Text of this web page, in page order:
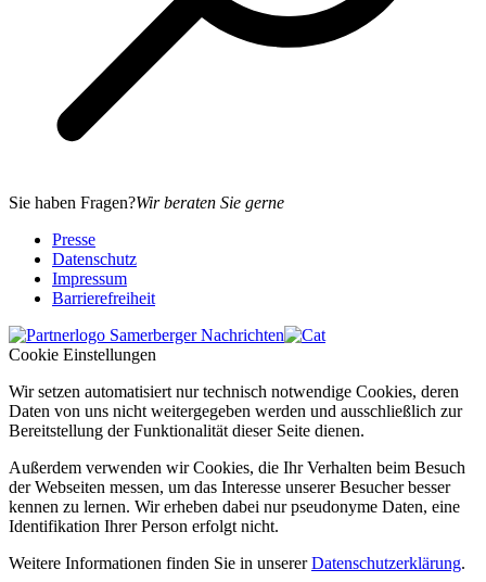
Sie haben Fragen?Wir beraten Sie gerne
Presse
Datenschutz
Impressum
Barrierefreiheit
Cookie Einstellungen
Wir setzen automatisiert nur technisch notwendige Cookies, deren
Daten von uns nicht weitergegeben werden und ausschließlich zur
Bereitstellung der Funktionalität dieser Seite dienen.
Außerdem verwenden wir Cookies, die Ihr Verhalten beim Besuch
der Webseiten messen, um das Interesse unserer Besucher besser
kennen zu lernen. Wir erheben dabei nur pseudonyme Daten, eine
Identifikation Ihrer Person erfolgt nicht.
Weitere Informationen finden Sie in unsererDatenschutzerklärung.